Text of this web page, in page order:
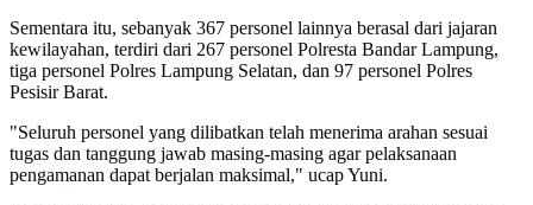
Sementara itu, sebanyak 367 personel lainnya berasal dari jajaran
kewilayahan, terdiri dari 267 personel Polresta Bandar Lampung,
tiga personel Polres Lampung Selatan, dan 97 personel Polres
Pesisir Barat.
"Seluruh personel yang dilibatkan telah menerima arahan sesuai
tugas dan tanggung jawab masing-masing agar pelaksanaan
pengamanan dapat berjalan maksimal," ucap Yuni.